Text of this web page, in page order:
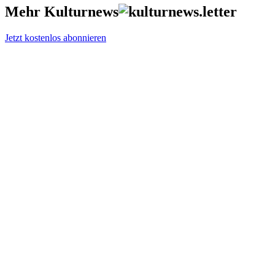
Mehr Kulturnews
Jetzt kostenlos abonnieren